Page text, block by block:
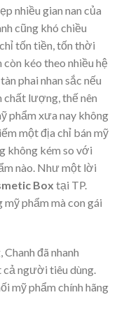
nhiều gian nan của
cũng khó chiều
tốn tiền, tốn thời
kéo theo nhiều hệ
phai nhan sắc nếu
chất lượng, thế nên
phẩm xưa nay không
một địa chỉ bán mỹ
không kém so với
nào. Như một lời
Box tại TP.
phẩm mà con gái
đã nhanh
người tiêu dùng.
mỹ phẩm chính hãng